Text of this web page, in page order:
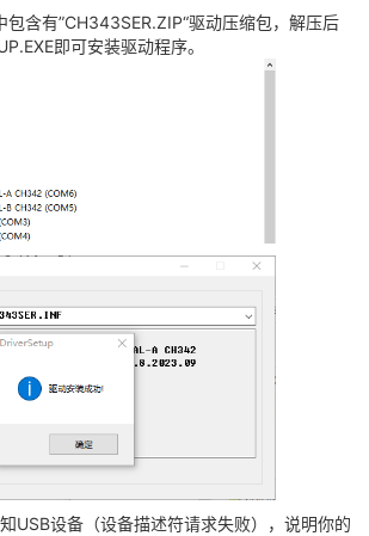
包含有”CH343SER.ZIP“驱动压缩包，解压后
即可安装驱动程序。
USB设备（设备描述符请求失败），说明你的